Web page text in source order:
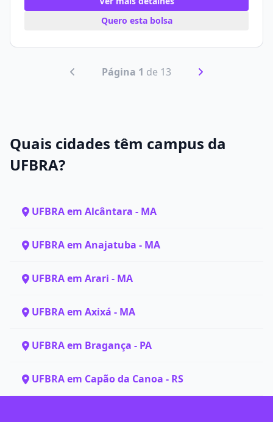
Quero esta bolsa
Página 1 de 13
Quais cidades têm campus da
UFBRA?
UFBRA em Alcântara - MA
UFBRA em Anajatuba - MA
UFBRA em Arari - MA
UFBRA em Axixá - MA
UFBRA em Bragança - PA
UFBRA em Capão da Canoa - RS